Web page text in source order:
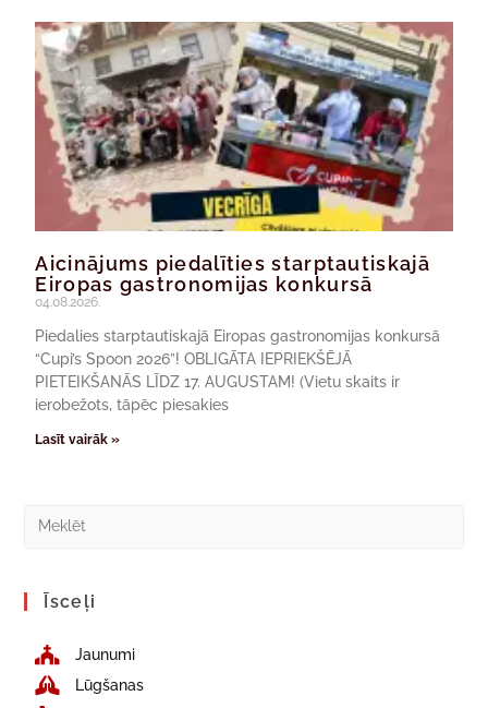
Aicinājums piedalīties starptautiskajā
Eiropas gastronomijas konkursā
04.08.2026.
Piedalies starptautiskajā Eiropas gastronomijas konkursā
“Cupi’s Spoon 2026”! OBLIGĀTA IEPRIEKŠĒJĀ
PIETEIKŠANĀS LĪDZ 17. AUGUSTAM! (Vietu skaits ir
ierobežots, tāpēc piesakies
Lasīt vairāk »
Īsceļi
Jaunumi
Lūgšanas